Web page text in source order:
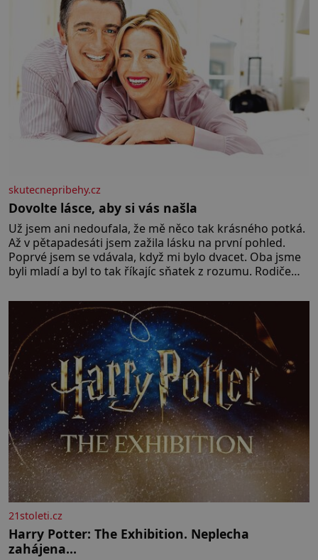
skutecnepribehy.cz
Dovolte lásce, aby si vás našla
Už jsem ani nedoufala, že mě něco tak krásného potká.
Až v pětapadesáti jsem zažila lásku na první pohled.
Poprvé jsem se vdávala, když mi bylo dvacet. Oba jsme
byli mladí a byl to tak říkajíc sňatek z rozumu. Rodiče
muž. Manželství nám oběma moc nesvědčilo, brzy jsme
zjistili, že
21stoleti.cz
Harry Potter: The Exhibition. Neplecha
zahájena…